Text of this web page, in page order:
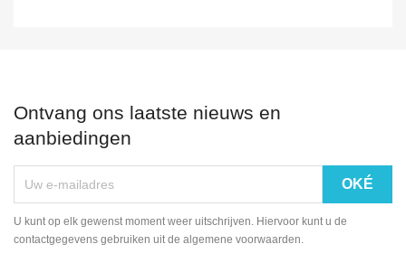
Ontvang ons laatste nieuws en
aanbiedingen
U kunt op elk gewenst moment weer uitschrijven. Hiervoor kunt u de
contactgegevens gebruiken uit de algemene voorwaarden.